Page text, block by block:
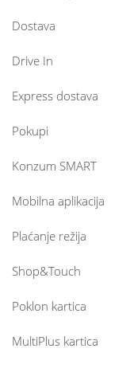
Dostava
Drive In
Express dostava
Pokupi
Konzum SMART
Mobilna aplikacija
Plaćanje režija
Shop&Touch
Poklon kartica
MultiPlus kartica